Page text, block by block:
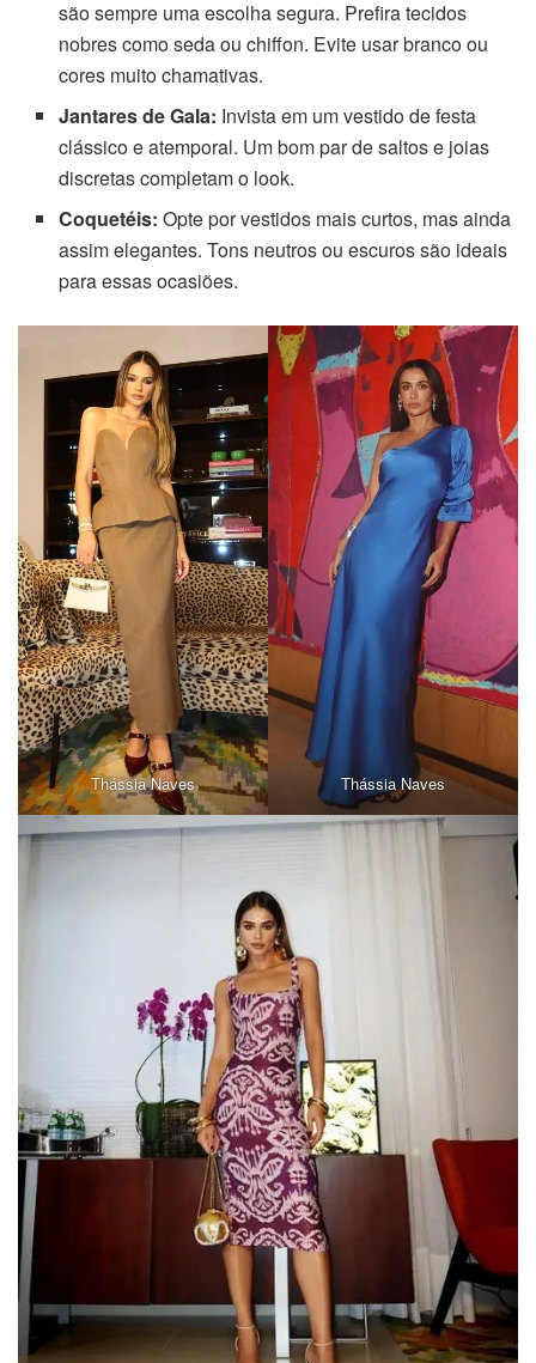
são sempre uma escolha segura. Prefira tecidos
nobres como seda ou chiffon. Evite usar branco ou
cores muito chamativas.
Jantares de Gala: Invista em um vestido de festa
clássico e atemporal. Um bom par de saltos e joias
discretas completam o look.
Coquetéis: Opte por vestidos mais curtos, mas ainda
assim elegantes. Tons neutros ou escuros são ideais
para essas ocasiões.
Thássia Naves Thássia Naves